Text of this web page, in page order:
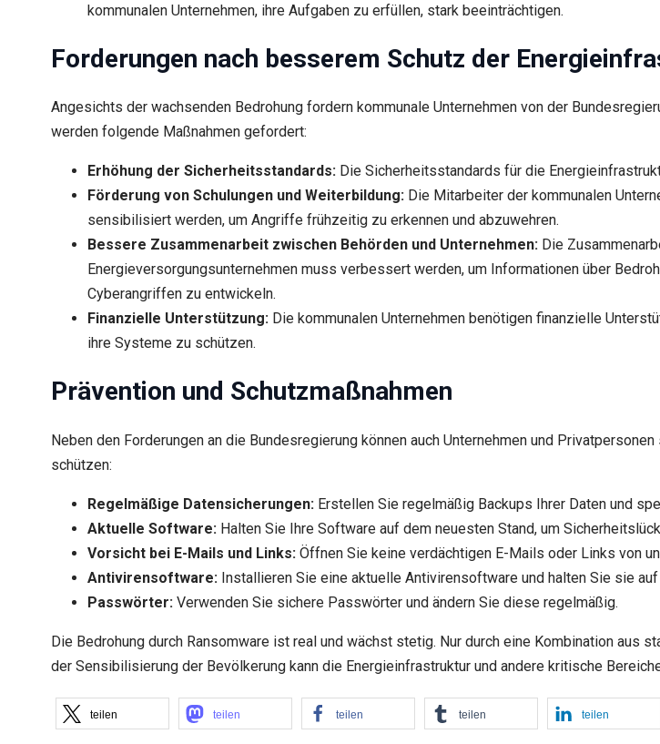
kommunalen Unternehmen, ihre Aufgaben zu erfüllen, stark beeinträchtigen.
Forderungen nach besserem Schutz der
Angesichts der wachsenden Bedrohung fordern kommunale Unternehmen von der
werden folgende Maßnahmen gefordert:
Erhöhung der Sicherheitsstandards: Die Sicherheitsstandards für die
Förderung von Schulungen und Weiterbildung: Die Mitarbeiter der kommunalen
sensibilisiert werden, um Angriffe frühzeitig zu erkennen und abzuwehren.
Bessere Zusammenarbeit zwischen Behörden und Unternehmen: Die
Energieversorgungsunternehmen muss verbessert werden, um Informationen über
Cyberangriffen zu entwickeln.
Finanzielle Unterstützung: Die kommunalen Unternehmen benötigen finanzielle
ihre Systeme zu schützen.
Prävention und Schutzmaßnahmen
Neben den Forderungen an die Bundesregierung können auch Unternehmen und
schützen:
Regelmäßige Datensicherungen: Erstellen Sie regelmäßig Backups Ihrer Daten und
Aktuelle Software: Halten Sie Ihre Software auf dem neuesten Stand, um
Vorsicht bei E-Mails und Links: Öffnen Sie keine verdächtigen E-Mails oder Links von
Antivirensoftware: Installieren Sie eine aktuelle Antivirensoftware und halten Sie sie
Passwörter: Verwenden Sie sichere Passwörter und ändern Sie diese regelmäßig.
Die Bedrohung durch Ransomware ist real und wächst stetig. Nur durch eine Kombination aus
der Sensibilisierung der Bevölkerung kann die Energieinfrastruktur und andere kritische
teilen teilen teilen teilen teilen